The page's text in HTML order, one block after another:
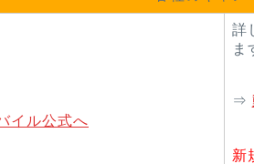
イル公式へ
詳
ま
⇒
新